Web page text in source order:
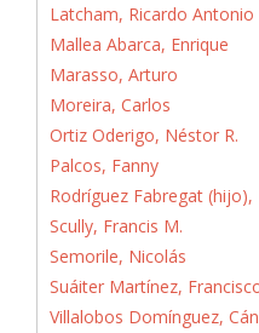
Latcham, Ricardo Antonio
Mallea Abarca, Enrique
Marasso, Arturo
Moreira, Carlos
Ortiz Oderigo, Néstor R.
Palcos, Fanny
Rodríguez Fabregat (hijo),
Scully, Francis M.
Semorile, Nicolás
Suáiter Martínez,
Villalobos Domínguez,